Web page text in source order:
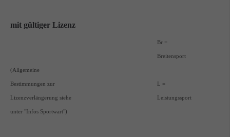
mit gültiger Lizenz
Br =
Breitensport
(Allgemeine
Bestimmungen zur
Lizenzverlängerung siehe
unter "Infos Sportwart")
L =
Leistungssport